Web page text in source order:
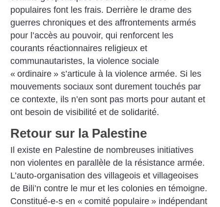
populaires font les frais. Derrière le drame des
guerres chroniques et des affrontements armés
pour l’accès au pouvoir, qui renforcent les
courants réactionnaires religieux et
communautaristes, la violence sociale
« ordinaire » s’articule à la violence armée. Si les
mouvements sociaux sont durement touchés par
ce contexte, ils n’en sont pas morts pour autant et
ont besoin de visibilité et de solidarité.
Retour sur la Palestine
Il existe en Palestine de nombreuses initiatives
non violentes en parallèle de la résistance armée.
L’auto-organisation des villageois et villageoises
de Bili’n contre le mur et les colonies en témoigne.
Constitué-e-s en « comité populaire » indépendant